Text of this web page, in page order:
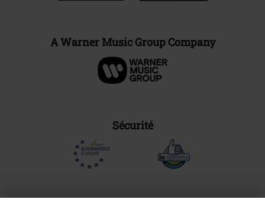
A Warner Music Group Company
Sécurité